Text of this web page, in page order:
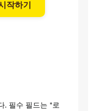
작하기
. 필수 필드는 *로